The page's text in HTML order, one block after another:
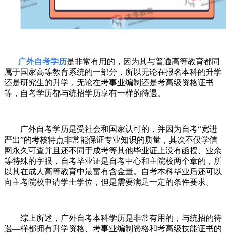
广外自考学历是非常有用的，因为其与普通高等教育都同
属于国家高等教育系统的一部分，所以无论在报名本科的升学
还是研究生的升学，无论在考事业编制还是考高级资格证书
等，自考学历都与统招学历享有一样的待遇。
广外自考学历是受社会和国家认可的，并因为自考“宽进
严出”的考核特点非常能保证专业知识的质量，其次不仅学信
网永久可查并且还不同于成考等其他毕业证上没有函授、业余
等特殊的字眼，自考毕业证是自考中心和主院校两个章的，所
以其在成人高等教育中最富有含金量。
自考本科毕业后还可以
向主考院校申请学士学位，但是需要满足一定的条件要求。
综上所述， 广外自考本科学历是非常有用的，与统招的待
遇—样都拥有升学资格、考事业编制资格和考高级技能证书的